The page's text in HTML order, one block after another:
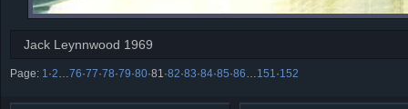
Jack Leynnwood 1969
Page: 1 ·2 76·77·78·79·80·81 ·82·83·84·85·86 151 ·152